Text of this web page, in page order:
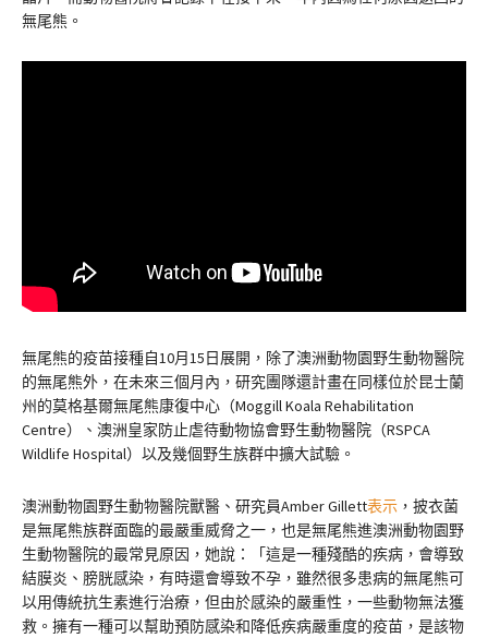
無尾熊。
無尾熊的疫苗接種自10月15日展開，除了澳洲動物園野生動物醫院
的無尾熊外，在未來三個月內，研究團隊還計畫在同樣位於昆士蘭
州的莫格基爾無尾熊康復中心（Moggill Koala Rehabilitation
Centre）、澳洲皇家防止虐待動物協會野生動物醫院（RSPCA
Wildlife Hospital）以及幾個野生族群中擴大試驗。
澳洲動物園野生動物醫院獸醫、研究員Amber Gillett表示 ，披衣菌
是無尾熊族群面臨的最嚴重威脅之一，也是無尾熊進澳洲動物園野
生動物醫院的最常見原因，她說：「這是一種殘酷的疾病，會導致
結膜炎、膀胱感染，有時還會導致不孕，雖然很多患病的無尾熊可
以用傳統抗生素進行治療，但由於感染的嚴重性，一些動物無法獲
救。擁有一種可以幫助預防感染和降低疾病嚴重度的疫苗，是該物